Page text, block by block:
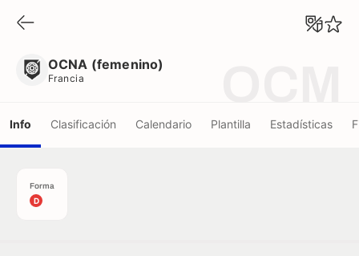
OCNA (femenino)
Francia
Info Clasificación Calendario Plantilla Estadísticas
Forma
D